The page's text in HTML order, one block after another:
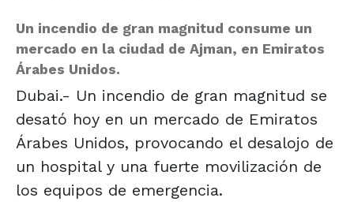
Un incendio de gran magnitud consume un
mercado en la ciudad de Ajman, en Emiratos
Árabes Unidos.
Dubai.- Un incendio de gran magnitud se
desató hoy en un mercado de Emiratos
Árabes Unidos, provocando el desalojo de
un hospital y una fuerte movilización de
los equipos de emergencia.